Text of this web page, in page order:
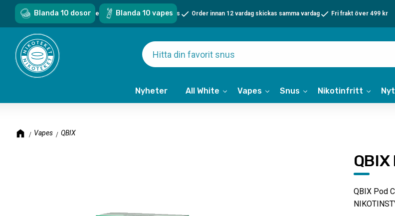
Nyheter All White Vapes Snus Nikotinfritt
Blanda 10 dosor Blanda 10 vapes
Sveriges största sortiment - över 1000 snus & vapes Order innan 12 vardag skickas samma vardag Fri frakt över 499 kr
Vapes QBIX
QBIX Pod